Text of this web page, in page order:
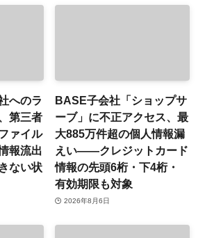
へのラ
第三者
ァイル
報流出
ない状
BASE子会社「ショップサ
ーブ」に不正アクセス、最
大885万件超の個人情報漏
えい——クレジットカード
情報の先頭6桁・下4桁・
有効期限も対象
2026年8月6日